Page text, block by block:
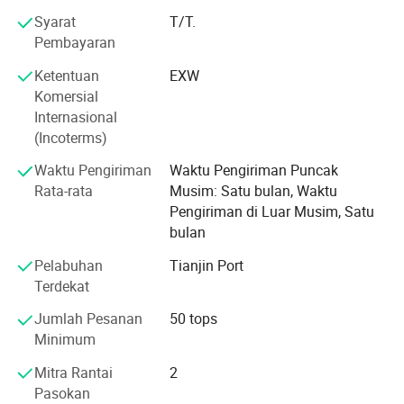
Kita juga menerima pesanan minimal: 10potong.
berbagai kebutuhan pembelian.
Produk yang dihasilkan adalah: Topi rajut, topi musim
dingin, topi olahraga, topi baseball, Topi promosi mode,
topi pengemudi truk 5 panel Caps dan berbagai macam
masker.
Produk kami 80% diekspor ke Eropa dan Amerika Utara,
kualitas tinggi dan harga yang wajar, menerima komentar
positif dari pelanggan.
Kami menantikan untuk menjadi teman dengan Anda dan
menyukai produk saya.
Syarat
Pembayaran
T/T.
Ketentuan
Komersial
Internasional
(Incoterms)
EXW
Waktu Pengiriman
Rata-rata
Waktu Pengiriman Puncak
Musim: Satu bulan, Waktu
Pengiriman di Luar Musim, Satu
bulan
Pelabuhan
Terdekat
Tianjin Port
Jumlah Pesanan
Minimum
50 tops
Mitra Rantai
Pasokan
2